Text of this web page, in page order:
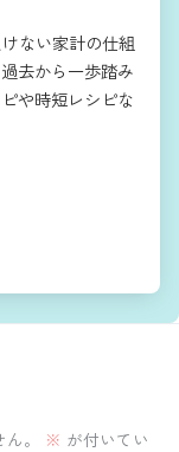
ない家計の仕組
去から一歩踏み
や時短レシピな
。 ※ が付いてい